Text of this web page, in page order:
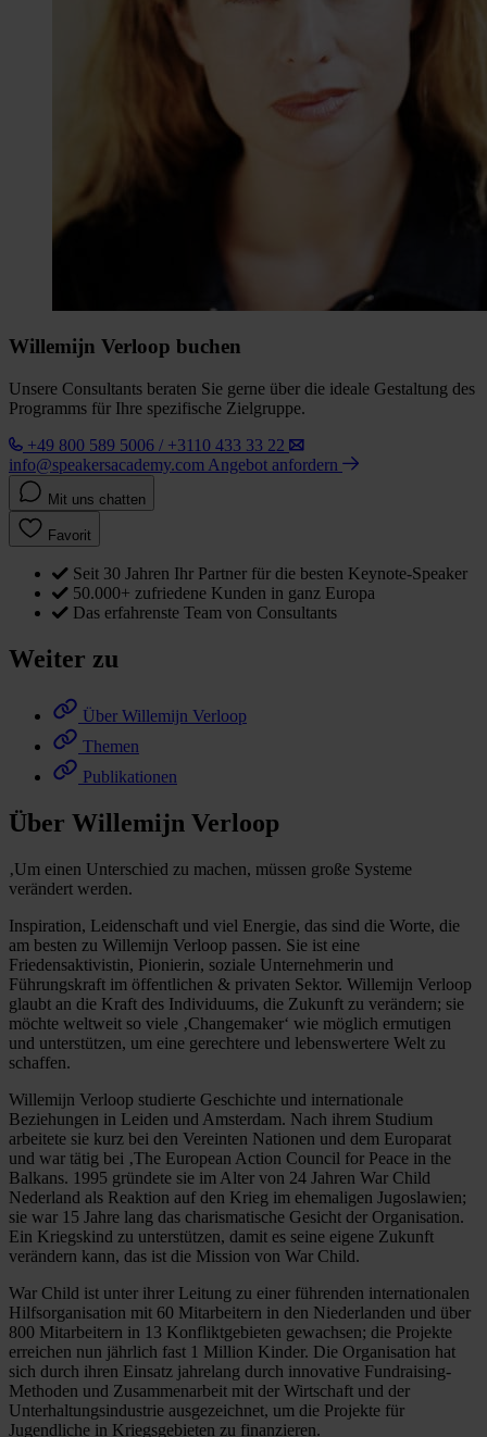
Willemijn Verloop buchen
Unsere Consultants beraten Sie gerne über die ideale Gestaltung des
Programms für Ihre spezifische Zielgruppe.
+49 800 589 5006 / +3110 433 33 22
info@speakersacademy.com Angebot anfordern
Mit uns chatten
Favorit
Seit 30 Jahren Ihr Partner für die besten Keynote-Speaker
50.000+ zufriedene Kunden in ganz Europa
Das erfahrenste Team von Consultants
Weiter zu
Über Willemijn Verloop
Themen
Publikationen
Über Willemijn Verloop
‚Um einen Unterschied zu machen, müssen große Systeme
verändert werden.
Inspiration, Leidenschaft und viel Energie, das sind die Worte, die
am besten zu Willemijn Verloop passen. Sie ist eine
Friedensaktivistin, Pionierin, soziale Unternehmerin und
Führungskraft im öffentlichen & privaten Sektor. Willemijn Verloop
glaubt an die Kraft des Individuums, die Zukunft zu verändern; sie
möchte weltweit so viele ‚Changemaker‘ wie möglich ermutigen
und unterstützen, um eine gerechtere und lebenswertere Welt zu
schaffen.
Willemijn Verloop studierte Geschichte und internationale
Beziehungen in Leiden und Amsterdam. Nach ihrem Studium
arbeitete sie kurz bei den Vereinten Nationen und dem Europarat
und war tätig bei ‚The European Action Council for Peace in the
Balkans. 1995 gründete sie im Alter von 24 Jahren War Child
Nederland als Reaktion auf den Krieg im ehemaligen Jugoslawien;
sie war 15 Jahre lang das charismatische Gesicht der Organisation.
Ein Kriegskind zu unterstützen, damit es seine eigene Zukunft
verändern kann, das ist die Mission von War Child.
War Child ist unter ihrer Leitung zu einer führenden internationalen
Hilfsorganisation mit 60 Mitarbeitern in den Niederlanden und über
800 Mitarbeitern in 13 Konfliktgebieten gewachsen; die Projekte
erreichen nun jährlich fast 1 Million Kinder. Die Organisation hat
sich durch ihren Einsatz jahrelang durch innovative Fundraising-
Methoden und Zusammenarbeit mit der Wirtschaft und der
Unterhaltungsindustrie ausgezeichnet, um die Projekte für
Jugendliche in Kriegsgebieten zu finanzieren.